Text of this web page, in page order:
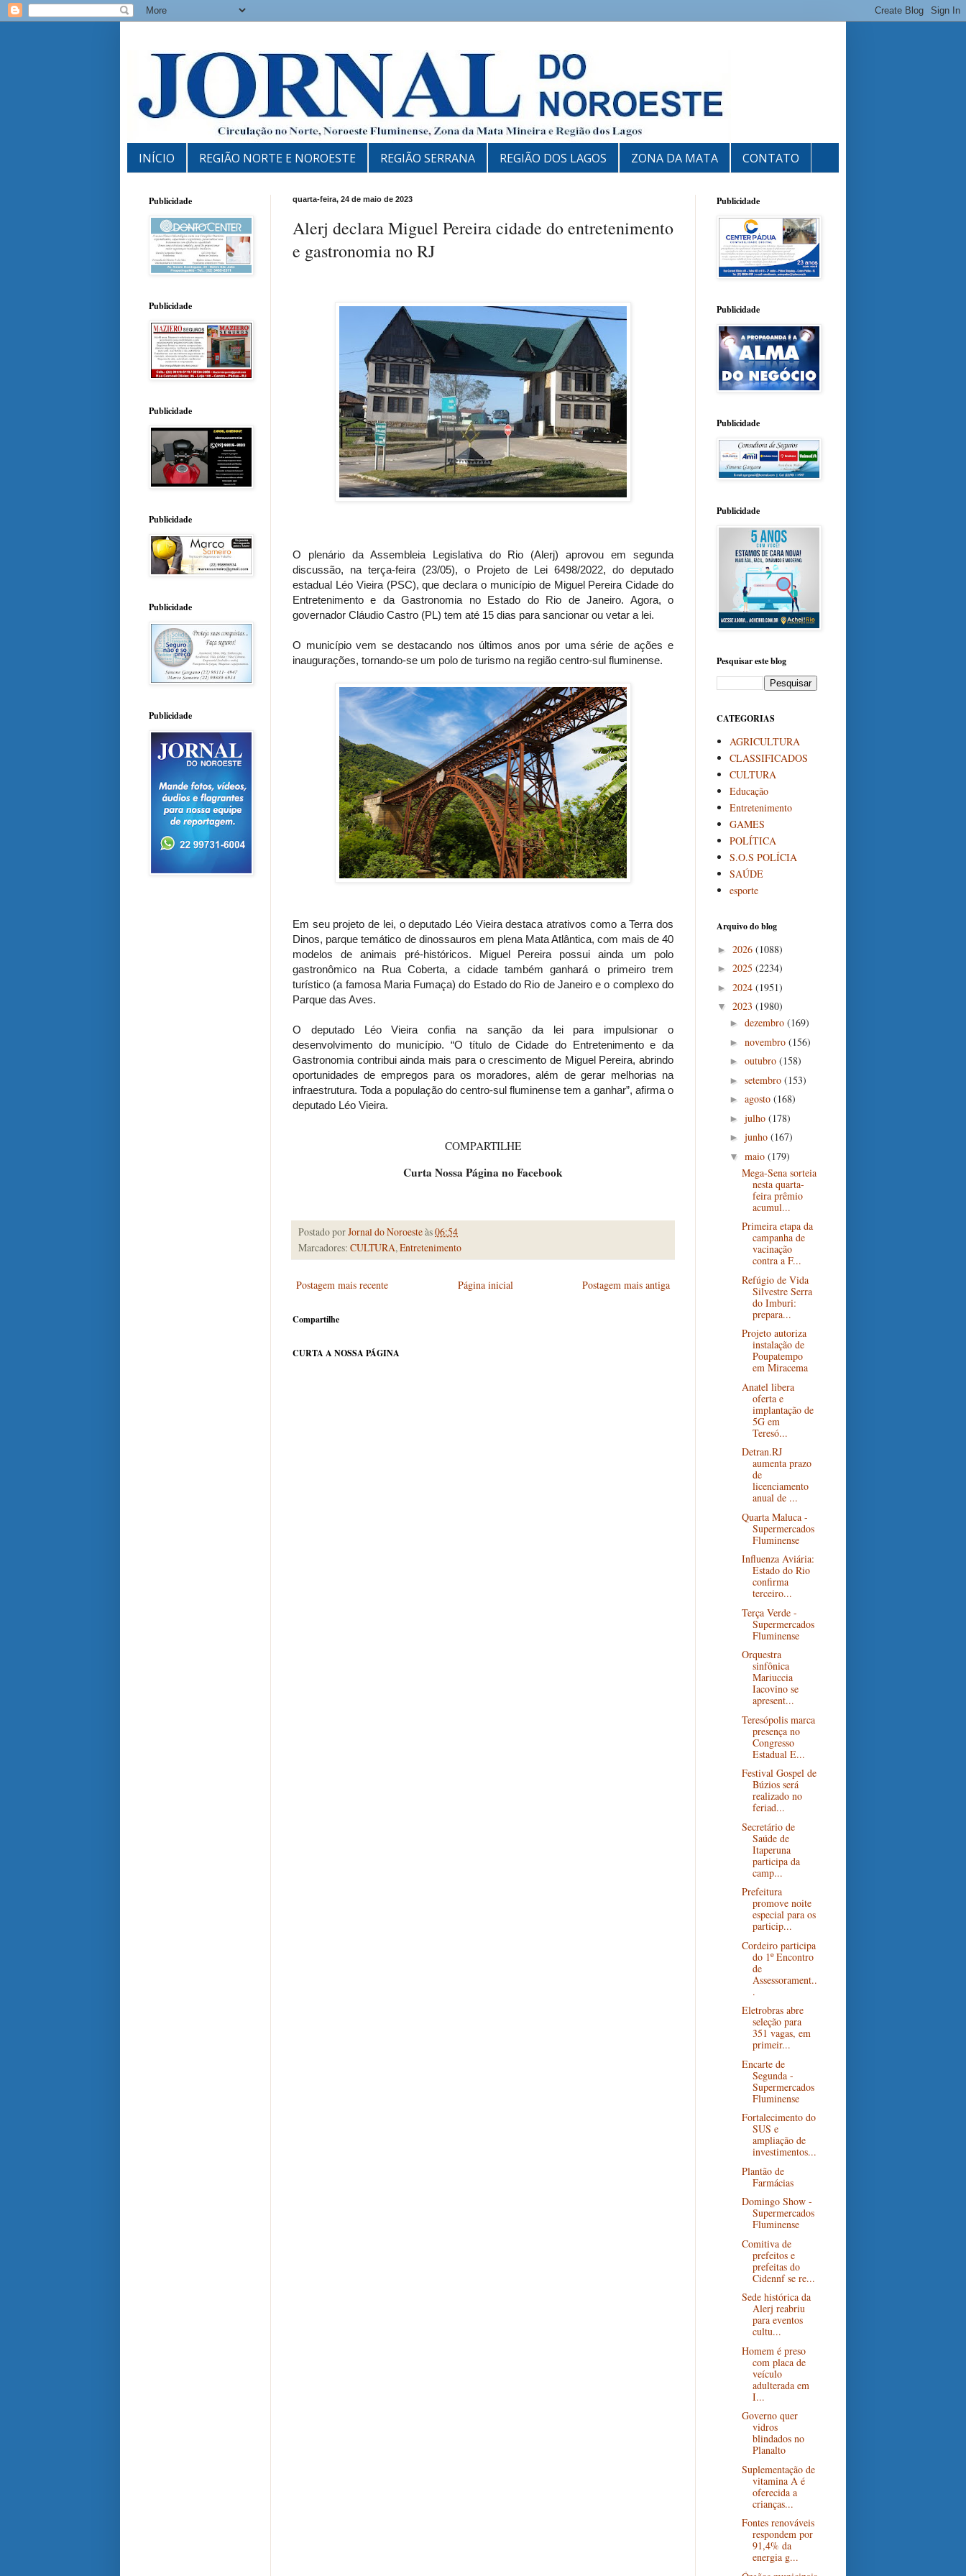
INÍCIO REGIÃO NORTE E NOROESTE REGIÃO SERRANA REGIÃO DOS LAGOS ZONA DA MATA CONTATO
quarta-feira, 24 de maio de 2023
Alerj declara Miguel Pereira cidade do entretenimento
e gastronomia no RJ
O plenário da Assembleia Legislativa do Rio (Alerj) aprovou em segunda
discussão, na terça-feira (23/05), o Projeto de Lei 6498/2022, do deputado
estadual Léo Vieira (PSC), que declara o município de Miguel Pereira Cidade do
Entretenimento e da Gastronomia no Estado do Rio de Janeiro. Agora, o
governador Cláudio Castro (PL) tem até 15 dias para sancionar ou vetar a lei.
O município vem se destacando nos últimos anos por uma série de ações e
inaugurações, tornando-se um polo de turismo na região centro-sul fluminense.
Em seu projeto de lei, o deputado Léo Vieira destaca atrativos como a Terra dos
Dinos, parque temático de dinossauros em plena Mata Atlântica, com mais de 40
modelos de animais pré-históricos. Miguel Pereira possui ainda um polo
gastronômico na Rua Coberta, a cidade também ganhará o primeiro trem
turístico (a famosa Maria Fumaça) do Estado do Rio de Janeiro e o complexo do
Parque das Aves.
O deputado Léo Vieira confia na sanção da lei para impulsionar o
desenvolvimento do município. “O título de Cidade do Entretenimento e da
Gastronomia contribui ainda mais para o crescimento de Miguel Pereira, abrindo
oportunidades de empregos para os moradores, além de gerar melhorias na
infraestrutura. Toda a população do centro-sul fluminense tem a ganhar”, afirma o
deputado Léo Vieira.
COMPARTILHE
Curta Nossa Página no Facebook
Postado porJornal do Noroesteàs06:54
Marcadores: CULTURA,Entretenimento
Postagem mais recente Postagem mais antiga
Página inicial
Compartilhe
CURTA A NOSSA PÁGINA
Publicidade
Publicidade
Publicidade
Publicidade
Publicidade
Publicidade
Publicidade
Publicidade
Publicidade
Publicidade
Pesquisar este blog
CATEGORIAS
AGRICULTURA
CLASSIFICADOS
CULTURA
Educação
Entretenimento
GAMES
POLÍTICA
S.O.S POLÍCIA
SAÚDE
esporte
Arquivo do blog
► 2026 (1088)
► 2025 (2234)
► 2024 (1951)
▼ 2023 (1980)
► dezembro (169)
► novembro (156)
► outubro (158)
► setembro (153)
► agosto (168)
► julho (178)
► junho (167)
▼ maio (179)
Mega-Sena sorteia
nesta quarta-
feira prêmio
acumul...
Primeira etapa da
campanha de
vacinação
contra a F...
Refúgio de Vida
Silvestre Serra
do Imburi:
prepara...
Projeto autoriza
instalação de
Poupatempo
em Miracema
Anatel libera
oferta e
implantação de
5G em
Teresó...
Detran.RJ
aumenta prazo
de
licenciamento
anual de ...
Quarta Maluca -
Supermercados
Fluminense
Influenza Aviária:
Estado do Rio
confirma
terceiro...
Terça Verde -
Supermercados
Fluminense
Orquestra
sinfônica
Mariuccia
Iacovino se
apresent...
Teresópolis marca
presença no
Congresso
Estadual E...
Festival Gospel de
Búzios será
realizado no
feriad...
Secretário de
Saúde de
Itaperuna
participa da
camp...
Prefeitura
promove noite
especial para os
particip...
Cordeiro participa
do 1º Encontro
de
Assessorament..
.
Eletrobras abre
seleção para
351 vagas, em
primeir...
Encarte de
Segunda -
Supermercados
Fluminense
Fortalecimento do
SUS e
ampliação de
investimentos...
Plantão de
Farmácias
Domingo Show -
Supermercados
Fluminense
Comitiva de
prefeitos e
prefeitas do
Cidennf se re...
Sede histórica da
Alerj reabriu
para eventos
cultu...
Homem é preso
com placa de
veículo
adulterada em
I...
Governo quer
vidros
blindados no
Planalto
Suplementação de
vitamina A é
oferecida a
crianças...
Fontes renováveis
respondem por
91,4% da
energia g...